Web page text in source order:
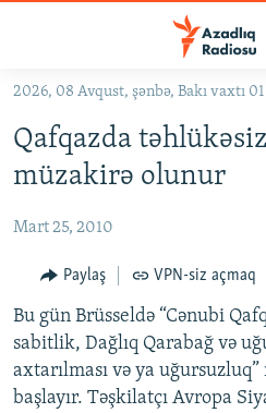
Əsas
qayıt
Əsas
qayıt
#İZAHLA
#ƏSLINDƏ
FƏRQƏ BAX
QANUNI DOĞRU
ARAŞDIRMA
MULTIMEDIA
2026, 08 Avqust, şənbə, Bakı vaxtı
Qafqazda
müzakirə olunur
Mart 25, 2010
Paylaş VPN-siz açmaq
Bu gün Brüsseldə “Cənubi
sabitlik, Dağlıq Qarabağ və
axtarılması və ya
başlayır. Təşkilatçı Avropa